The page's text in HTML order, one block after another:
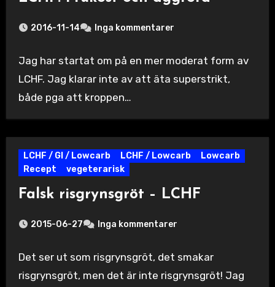
2016-11-14 Inga kommentarer
Jag har startat om på en mer moderat form av
LCHF. Jag klarar inte av att äta superstrikt,
både pga att kroppen…
LCHF / GI / Lowcarb LCHF / Lowcarb
Lowcarb
Recept
vegeterarisk
Falsk risgrynsgröt – LCHF
2015-06-27 Inga kommentarer
Det ser ut som risgrynsgröt, det smakar
risgrynsgröt, men det är inte risgrynsgröt! Jag